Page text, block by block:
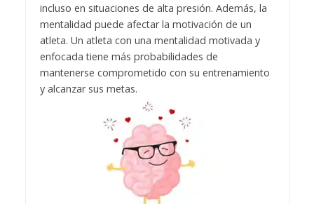
incluso en situaciones de alta presión. Además, la
mentalidad puede afectar la motivación de un
atleta. Un atleta con una mentalidad motivada y
enfocada tiene más probabilidades de
mantenerse comprometido con su entrenamiento
y alcanzar sus metas.